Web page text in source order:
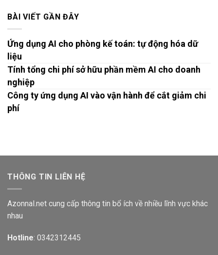
BÀI VIẾT GẦN ĐÂY
Ứng dụng AI cho phòng kế toán: tự động hóa dữ
liệu
Tính tổng chi phí sở hữu phần mềm AI cho doanh
nghiệp
Công ty ứng dụng AI vào vận hành để cắt giảm chi
phí
THÔNG TIN LIÊN HỆ
Azonnal.net cung cấp thông tin bổ ích về nhiều lĩnh vực khác
nhau
Hotline: 0342312445